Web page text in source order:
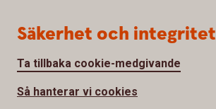
Säkerhet och integritet
Ta tillbaka cookie-medgivande
Så hanterar vi cookies